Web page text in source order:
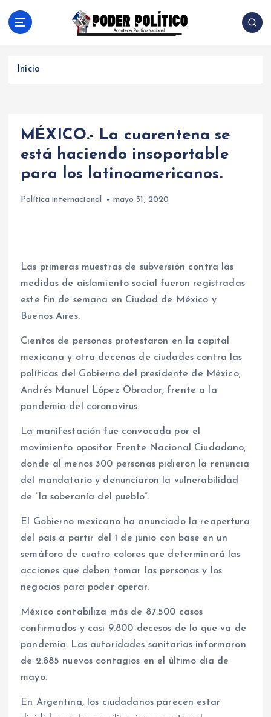
Acontecer Politico Nacional
Inicio
MÉXICO.- La cuarentena se
está haciendo insoportable
para los latinoamericanos.
Política internacional mayo 31, 2020
Las primeras muestras de subversión contra las
medidas de aislamiento social fueron registradas
este fin de semana en Ciudad de México y
Buenos Aires.
Cientos de personas protestaron en la capital
mexicana y otra decenas de ciudades contra las
políticas del Gobierno del presidente de México,
Andrés Manuel López Obrador, frente a la
pandemia del coronavirus.
La manifestación fue convocada por el
movimiento opositor Frente Nacional Ciudadano,
donde al menos 300 personas pidieron la renuncia
del mandatario y denunciaron la vulnerabilidad
de “la soberanía del pueblo”.
El Gobierno mexicano ha anunciado la reapertura
del país a partir del 1 de junio con base en un
semáforo de cuatro colores que determinará las
acciones que deben tomar las personas y los
negocios para poder operar.
México contabiliza más de 87.500 casos
confirmados y casi 9.800 decesos de lo que va de
pandemia. Las autoridades sanitarias informaron
de 2.885 nuevos contagios en el último día de
mayo.
En Argentina, los ciudadanos parecen estar